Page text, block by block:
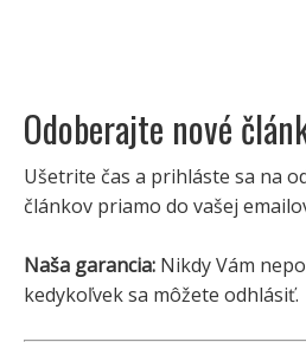
Odoberajte nové
Ušetrite čas a prihláste sa na
článkov priamo do vašej
Naša garancia: Nikdy Vám
kedykoľvek sa môžete odhlásiť.